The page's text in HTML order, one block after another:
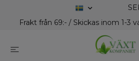
Frakt från 69:- / Skickas inom 1-3